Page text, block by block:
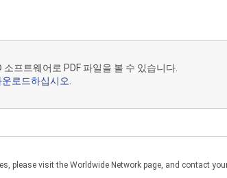
/또는 위 제품의 소프트웨어를 설치할 목적으로 매
프트웨어로 PDF 파일을 볼 수 있습니다.
로드하십시오.
please visit the Worldwide Network page, and contact